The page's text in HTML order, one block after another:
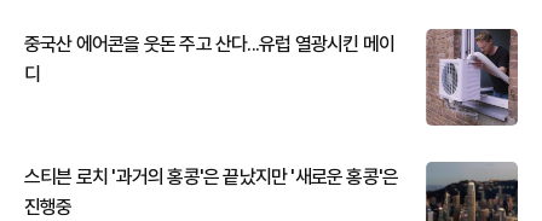
중국산 에어콘을 웃돈 주고 산다...유럽 열광시킨 메이
디
스티븐 로치 '과거의 홍콩'은 끝났지만 '새로운 홍콩'은
진행중